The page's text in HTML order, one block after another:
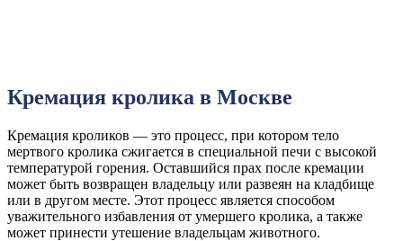
Кремация кролика в Москве
Кремация кроликов — это процесс, при котором тело
мертвого кролика сжигается в специальной печи с высокой
температурой горения. Оставшийся прах после кремации
может быть возвращен владельцу или развеян на кладбище
или в другом месте. Этот процесс является способом
уважительного избавления от умершего кролика, а также
может принести утешение владельцам животного.